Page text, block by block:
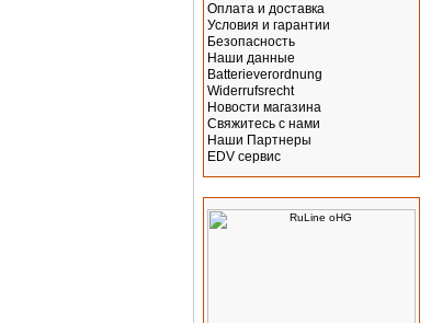
Оплата и доставка
Условия и гарантии
Безопасность
Наши данные
Batterieverordnung
Widerrufsrecht
Новости магазина
Свяжитесь с нами
Наши Партнеры
EDV сервис